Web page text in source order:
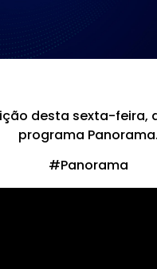
desta sexta-feira,
programa Panorama.
#Panorama